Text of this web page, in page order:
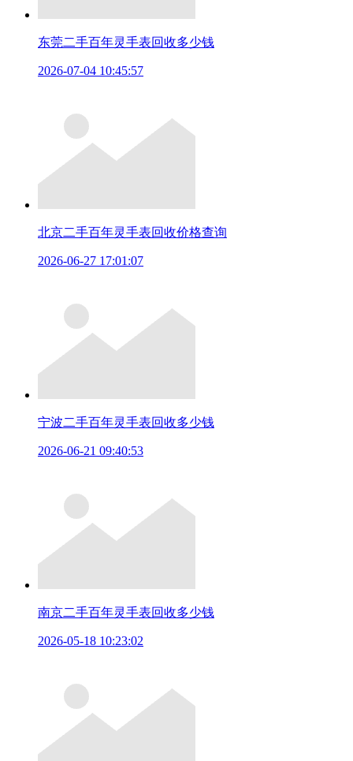
东莞二手百年灵手表回收多少钱
2026-07-04 10:45:57
北京二手百年灵手表回收价格查询
2026-06-27 17:01:07
宁波二手百年灵手表回收多少钱
2026-06-21 09:40:53
南京二手百年灵手表回收多少钱
2026-05-18 10:23:02